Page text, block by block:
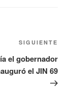
SIGUIENTE
el gobernador
el JIN 69